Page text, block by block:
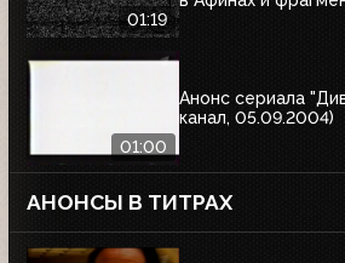
01:19
01:00
Анонс сериала
канал, 05.09.2004)
АНОНСЫ В ТИТРАХ